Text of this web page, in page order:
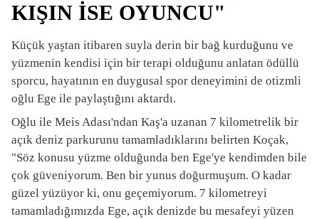
KIŞIN İSE OYUNCU"
Küçük yaştan itibaren suyla derin bir bağ kurduğunu ve
yüzmenin kendisi için bir terapi olduğunu anlatan ödüllü
sporcu, hayatının en duygusal spor deneyimini de otizmli
oğlu Ege ile paylaştığını aktardı.
Oğlu ile Meis Adası'ndan Kaş'a uzanan 7 kilometrelik bir
açık deniz parkurunu tamamladıklarını belirten Koçak,
"Söz konusu yüzme olduğunda ben Ege'ye kendimden bile
çok güveniyorum. Ben bir yunus doğurmuşum. O kadar
güzel yüzüyor ki, onu geçemiyorum. 7 kilometreyi
tamamladığımızda Ege, açık denizde bu mesafeyi yüzen